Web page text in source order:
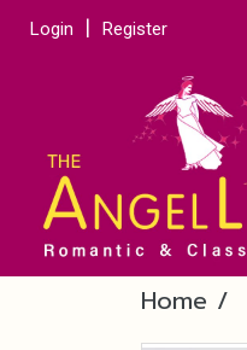
Login Register
Home